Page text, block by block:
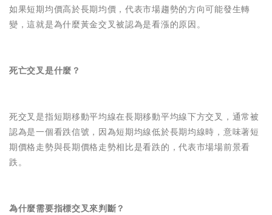
如果短期均價高於長期均價，代表市場趨勢的方向可能發生轉
變，這就是為什麼黃金交叉被認為是看漲的原因。
死亡交叉是什麼？
死交叉是指短期移動平均線在長期移動平均線下方交叉，通常被
認為是一個看跌信號，因為短期均線低於長期均線時，意味著短
期價格走勢與長期價格走勢相比是看跌的，代表市場場前景看
跌。
為什麼需要指標交叉來判斷？